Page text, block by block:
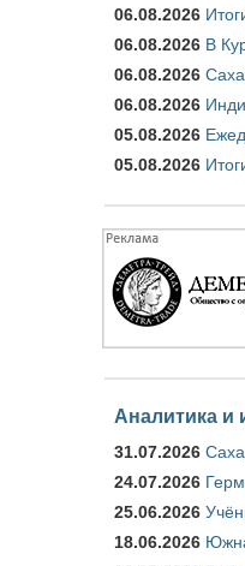
06.08.2026
06.08.2026 В
06.08.2026
06.08.2026
05.08.2026
05.08.2026
Аналитика и
31.07.2026
24.07.2026
25.06.2026
18.06.2026